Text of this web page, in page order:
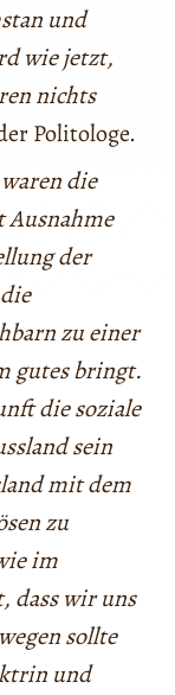
und
wie jetzt,
nichts
Politologe.
die
der
zu einer
gutes bringt.
die soziale
sein
mit dem
zu
im
dass wir uns
sollte
und